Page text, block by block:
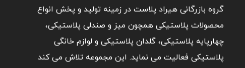
گروه بازرگانی هیراد پلاست در زمینه تولید و پخش انواع
محصولات پلاستیکی همچون میز و صندلی پلاستیکی،
چهارپایه پلاستیکی، گلدان پلاستیکی و لوازم خانگی
پلاستیکی فعالیت می نماید. این مجموعه تلاش می کند